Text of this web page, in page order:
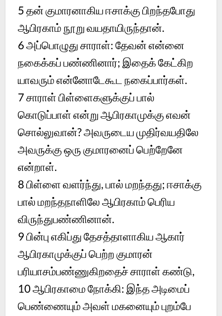
5தன் குமாரனாகிய ஈசாக்கு பிறந்தபோது
ஆபிரகாம் நூறு வயதாயிருந்தான்.
6அப்பொழுது சாராள்: தேவன் என்னை
நகைக்கப் பண்ணினார்; இதைக் கேட்கிற
யாவரும் என்னோடேகூட நகைப்பார்கள்.
7சாராள் பிள்ளைகளுக்குப் பால்
கொடுப்பாள் என்று ஆபிரகாமுக்கு எவன்
சொல்லுவான்? அவருடைய முதிர்வயதிலே
அவருக்கு ஒரு குமாரனைப் பெற்றேனே
என்றாள்.
8பிள்ளை வளர்ந்து, பால் மறந்தது; ஈசாக்கு
பால் மறந்தநாளிலே ஆபிரகாம் பெரிய
விருந்துபண்ணினான்.
9பின்பு எகிப்து தேசத்தாளாகிய ஆகார்
ஆபிரகாமுக்குப் பெற்ற குமாரன்
பரியாசம்பண்ணுகிறதைச் சாராள் கண்டு,
10ஆபிரகாமை நோக்கி: இந்த அடிமைப்
பெண்ணையும் அவள் மகனையும் புறம்பே